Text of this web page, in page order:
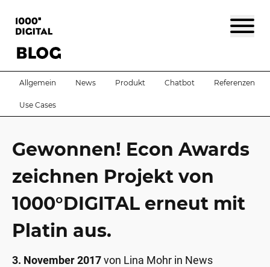
Allgemein News Produkt Chatbot Referenzen
Use Cases
Gewonnen! Econ Awards
zeichnen Projekt von
1000°DIGITAL erneut mit
Platin aus.
3. November 2017von Lina Mohr in News